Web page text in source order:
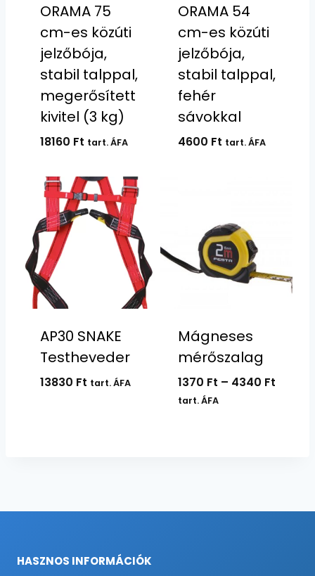
ORAMA 75
cm-es közúti
jelzőbója,
stabil talppal,
megerősített
kivitel (3 kg)
18160 Ft tart. ÁFA
ORAMA 54
cm-es közúti
jelzőbója,
stabil talppal,
fehér
sávokkal
4600 Ft tart. ÁFA
AP30 SNAKE
Testheveder
13830 Ft tart. ÁFA
Mágneses
mérőszalag
1370 Ft – 4340 Ft
tart. ÁFA
HASZNOS INFORMÁCIÓK